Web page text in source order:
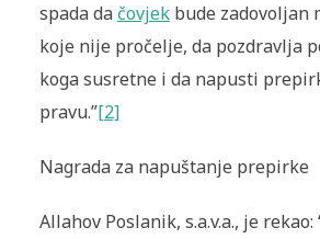
spada da čovjekbude zadovoljan
koje nije pročelje, da pozdravlja
koga susretne i da napusti
pravu.”[2]
Nagrada za napuštanje prepirke
Allahov Poslanik, s.a.v.a., je rekao: